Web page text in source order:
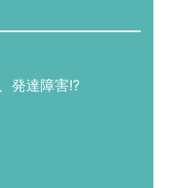
発達障害!?